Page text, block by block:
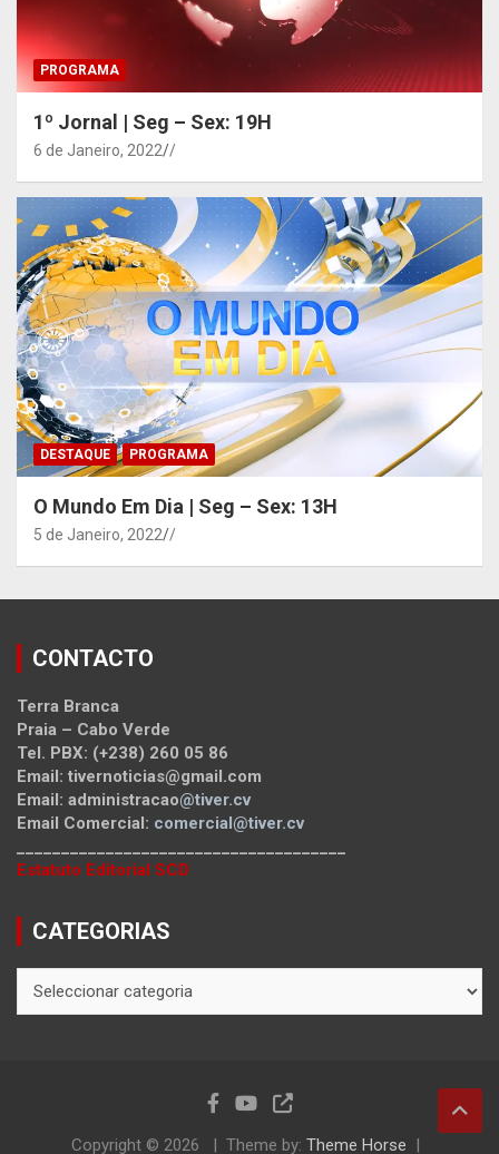
PROGRAMA
1º Jornal | Seg – Sex: 19H
6 de Janeiro, 2022 /
DESTAQUE PROGRAMA
O Mundo Em Dia | Seg – Sex: 13H
5 de Janeiro, 2022 /
CONTACTO
Terra Branca
Praia – Cabo Verde
Tel. PBX: (+238) 260 05 86
Email: tivernoticias@gmail.com
Email: administracao@tiver.cv
Email Comercial: comercial@tiver.cv
Estatuto Editorial SCD
CATEGORIAS
Copyright © 2026 Theme by: Theme Horse